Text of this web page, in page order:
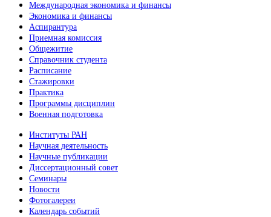
Международная экономика и финансы
Экономика и финансы
Аспирантура
Приемная комиссия
Общежитие
Справочник студента
Расписание
Стажировки
Практика
Программы дисциплин
Военная подготовка
Институты РАН
Научная деятельность
Научные публикации
Диссертационный совет
Семинары
Новости
Фотогалереи
Календарь событий